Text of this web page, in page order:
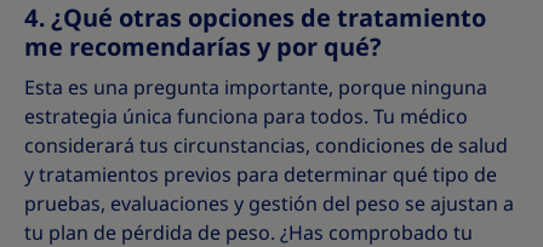
4. ¿Qué otras opciones de tratamiento
me recomendarías y por qué?
Esta es una pregunta importante, porque ninguna
estrategia única funciona para todos. Tu médico
considerará tus circunstancias, condiciones de salud
y tratamientos previos para determinar qué tipo de
pruebas, evaluaciones y gestión del peso se ajustan a
tu plan de pérdida de peso. ¿Has comprobado tu